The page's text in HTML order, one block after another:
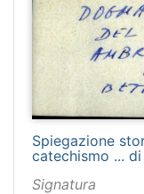
Spiegazione
catechismo ...
Signatura